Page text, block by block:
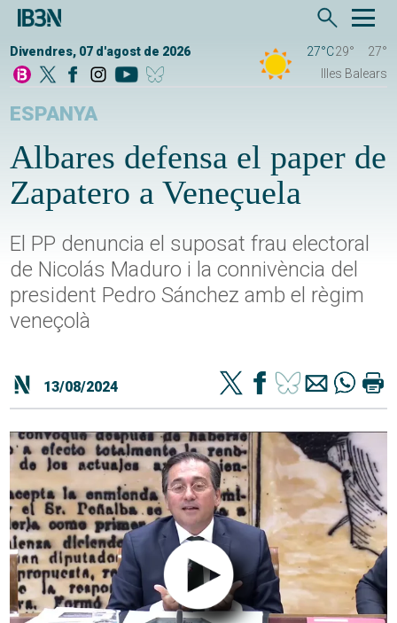
Divendres, 07 d'agost de 2026 27°C29°
27°
Illes Balears
ESPANYA
Albares defensa el paper de
Zapatero a Veneçuela
El PP denuncia el suposat frau electoral
de Nicolás Maduro i la connivència del
president Pedro Sánchez amb el règim
veneçolà
13/08/2024